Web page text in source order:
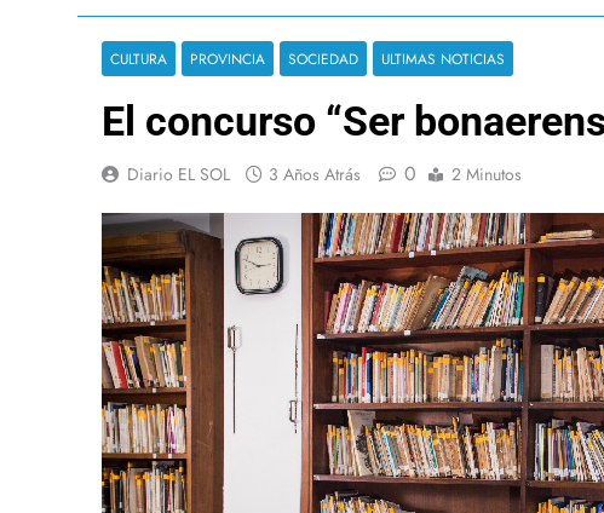
CULTURA PROVINCIA SOCIEDAD ULTIMAS NOTICIAS
El concurso “Ser
Diario EL SOL 3 Años Atrás 0 2 Minutos